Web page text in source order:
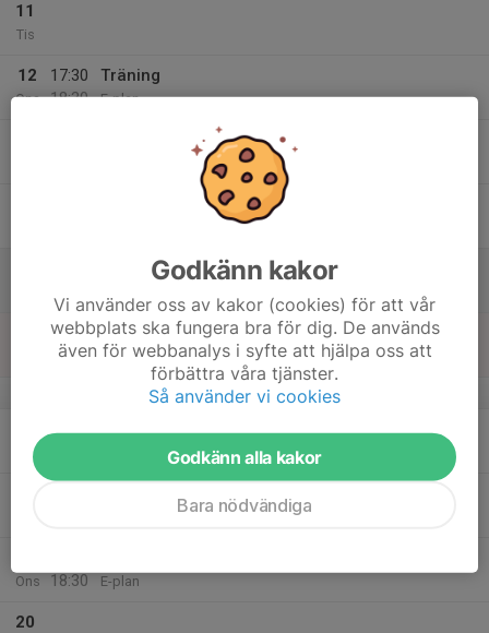
11
Tis
12
Ons
17:30
18:30
Träning
E-plan
09:00
19:00
Eget sammandrag intresseanmälan
Gammelstads IP
v.34
Mån
17:30
Träning
Ons
18:30
E-plan
20
Godkänn kakor
Vi använder oss av kakor (cookies) för att vår
webbplats ska fungera bra för dig. De används
även för webbanalys i syfte att hjälpa oss att
förbättra våra tjänster.
Så använder vi cookies
Godkänn alla kakor
Bara nödvändiga